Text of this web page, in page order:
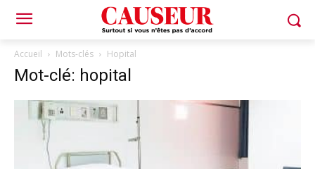
Accueil Mots-clés Hopital
Mot-clé: hopital